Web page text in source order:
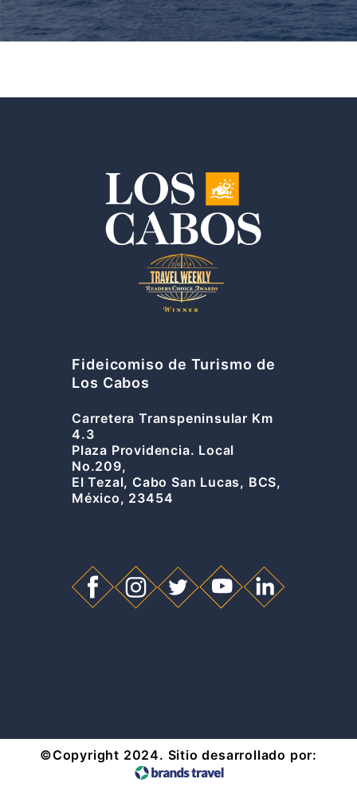
Fideicomiso de Turismo de
Los Cabos
Carretera Transpeninsular Km
4.3
Plaza Providencia. Local
No.209,
El Tezal, Cabo San Lucas, BCS,
México, 23454
©️Copyright 2024. Sitio desarrollado por: